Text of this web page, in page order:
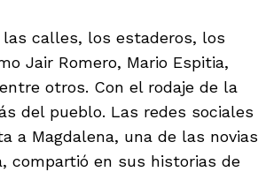
calles, los estaderos, los
Jair Romero, Mario Espitia,
otros. Con el rodaje de la
del pueblo. Las redes sociales
a Magdalena, una de las novias
compartió en sus historias de